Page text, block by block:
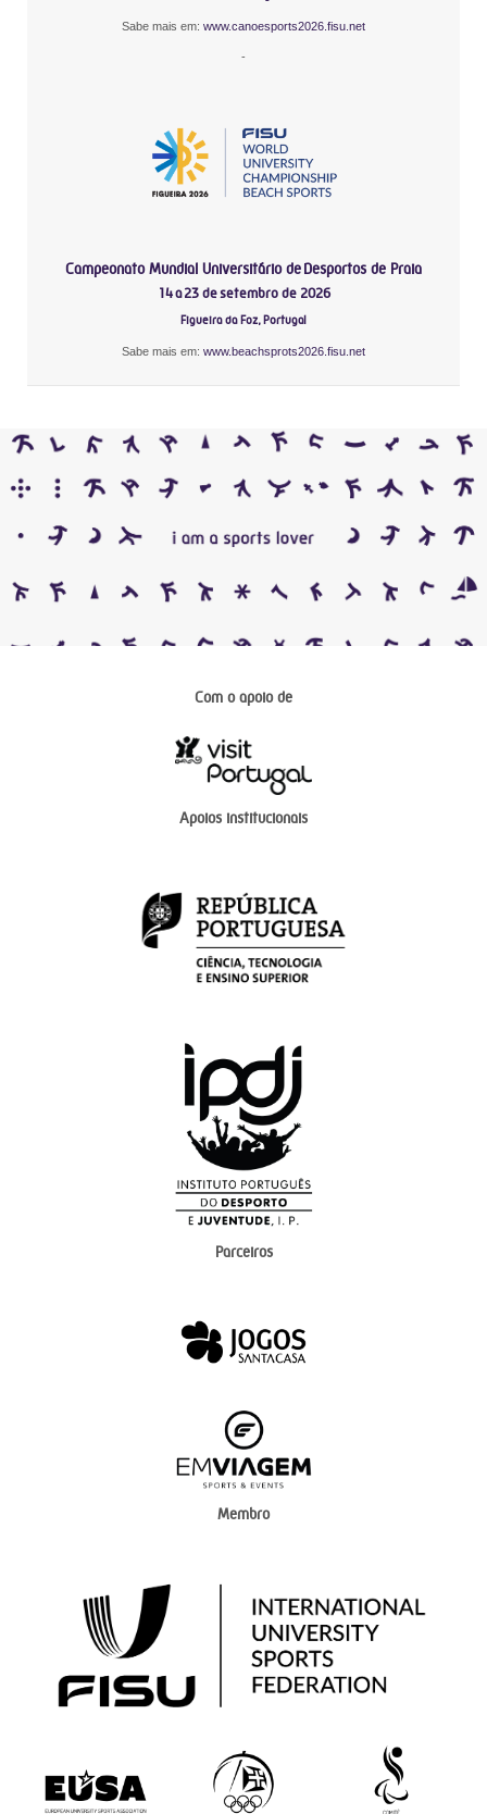
Sabe mais em: www.canoesports2026.fisu.net
-
Campeonato Mundial Universitário de Desportos de Praia
14 a 23 de setembro de 2026
Figueira da Foz, Portugal
Sabe mais em: www.beachsprots2026.fisu.net
Com o apoio de
Apoios institucionais
Parceiros
Membro